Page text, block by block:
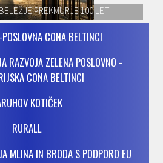
PREKMURJE 100 LET
CONA BELTINCI
RAZVOJA ZELENA POSLOVNO -
CONA BELTINCI
KOTIČEK
RURALL
MLINA IN BRODA S PODPORO EU